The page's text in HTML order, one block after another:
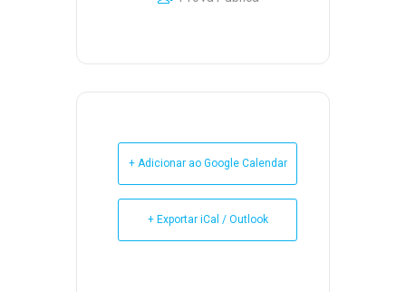
+ Adicionar ao Google Calendar
+ Exportar iCal / Outlook